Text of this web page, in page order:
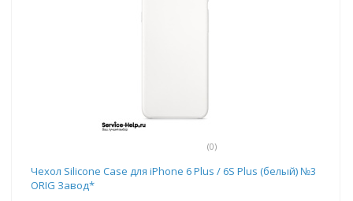
(0)
Чехол Silicone Case для iPhone 6 Plus / 6S Plus (белый) №3
ORIG Завод*